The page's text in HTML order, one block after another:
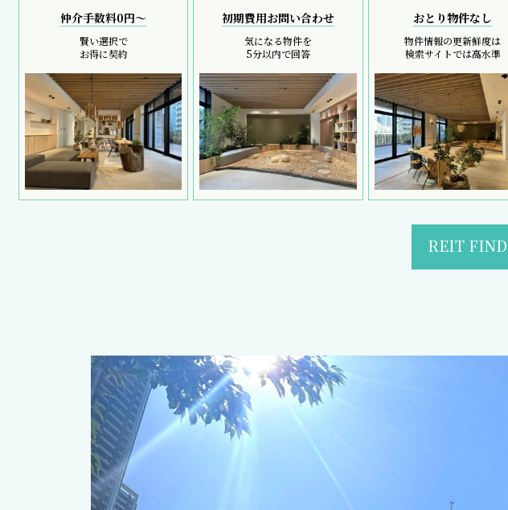
仲介手数料0円～
賢い選択で
お得に契約
初期費用お問い合わせ
気になる物件を
5分以内で回答
おとり物件なし
物件情報の更新鮮度は
検索サイトでは高水準
REIT FIND